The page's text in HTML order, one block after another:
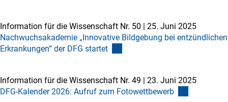
Information für die Wissenschaft Nr. 50 | 25. Juni 2025
Nachwuchsakademie „Innovative Bildgebung bei entzündlichen
Erkrankungen“ der DFG startet
Information für die Wissenschaft Nr. 49 | 23. Juni 2025
DFG-Kalender 2026: Aufruf zum Fotowettbewerb